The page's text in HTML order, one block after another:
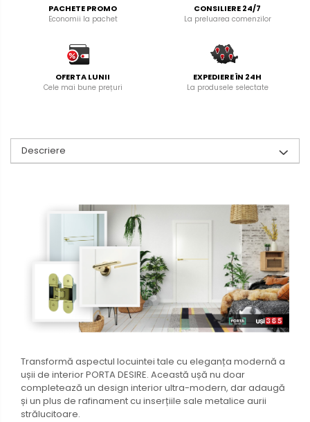
PACHETE PROMO
Economii la pachet
CONSILIERE 24/7
La preluarea comenzilor
OFERTA LUNII
Cele mai bune prețuri
EXPEDIERE ÎN 24H
La produsele selectate
Descriere
Transformă aspectul locuintei tale cu eleganța modernă a
ușii de interior PORTA DESIRE. Această ușă nu doar
completează un design interior ultra-modern, dar adaugă
și un plus de rafinament cu inserțiile sale metalice aurii
strălucitoare.